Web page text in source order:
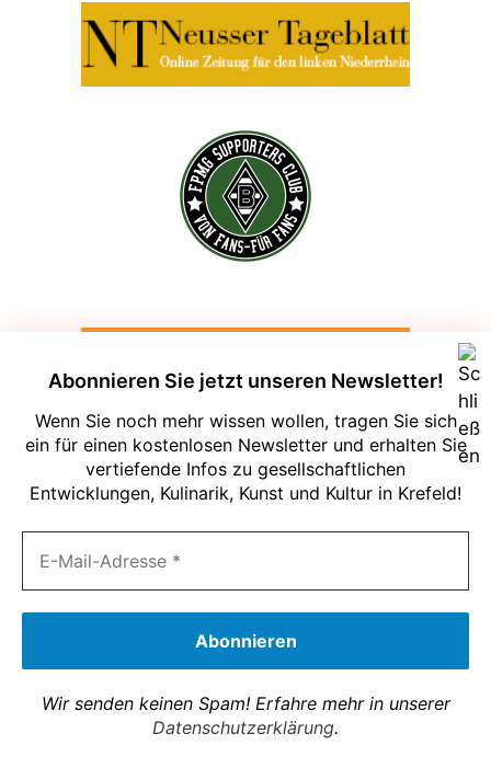
Abonnieren Sie jetzt unseren Newsletter!
Wenn Sie noch mehr wissen wollen, tragen Sie sich
ein für einen kostenlosen Newsletter und erhalten Sie
vertiefende Infos zu gesellschaftlichen
Entwicklungen, Kulinarik, Kunst und Kultur in Krefeld!
Wir senden keinen Spam! Erfahre mehr in unserer
Datenschutzerklärung.
Mediadaten Datenschutz
Um unsere Webseite für Sie optimal zu
gestalten und fortlaufend verbessern zu
können, verwenden wir Cookies. Durch
Cookies erhalten Sie in unserer
Akzeptieren Datenschutzerklärung